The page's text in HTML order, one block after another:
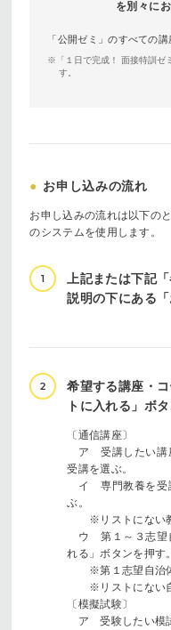
を別々に
「公開ゼミ」のすべての
※「１日で完成！ 面接特訓ゼ
す。
● お申し込みの流れ
お申し込みの流れは以下の
のシステムを使用します。
1
上記または下記
説明の下にある
2
希望する講座・
トに入れる」ボタ
〔通信講座〕
ア 受講したい講
受講を選ぶ。
イ 専門教養を受
ぶ。
※リストにない教
ウ 第１～３志望
れる」ボタンを押す。
※第１志望自治体
※リストにない自
〔模擬試験〕
ア 受験したい模試